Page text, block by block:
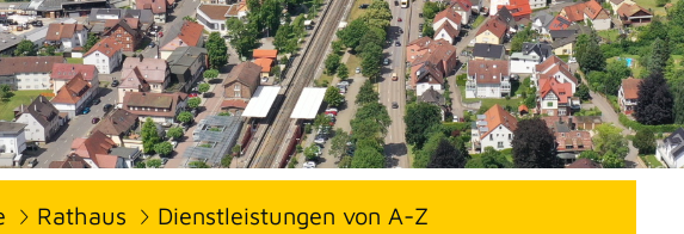
Rathaus Dienstleistungen von A-Z